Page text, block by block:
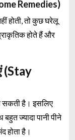
Remedies)
होती, तो कुछ घरेलू
होते हैं और
(Stay
सकती है। इसलिए
ज्यादा पानी पीने
होता है।